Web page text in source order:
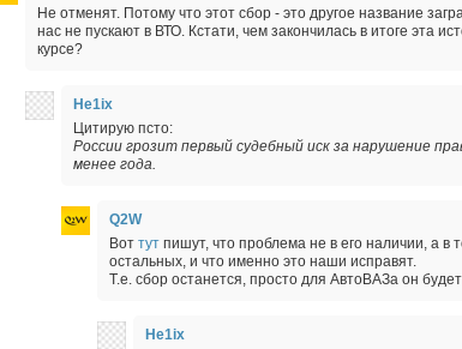
Не отменят. Потому что этот сбор - это другое название
нас не пускают в ВТО. Кстати, чем закончилась в итоге эта
курсе?
He1ix
Цитирую псто:
России грозит первый судебный иск за нарушение
менее года.
Q2W
Вот тут пишут, что проблема не в его наличии, а
остальных, и что именно это наши исправят.
Т.е. сбор останется, просто для АвтоВАЗа он
He1ix